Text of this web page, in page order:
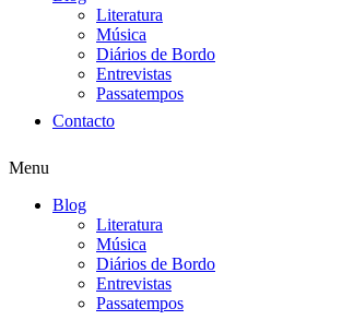
Literatura
Música
Diários de Bordo
Entrevistas
Passatempos
Contacto
Menu
Blog
Literatura
Música
Diários de Bordo
Entrevistas
Passatempos